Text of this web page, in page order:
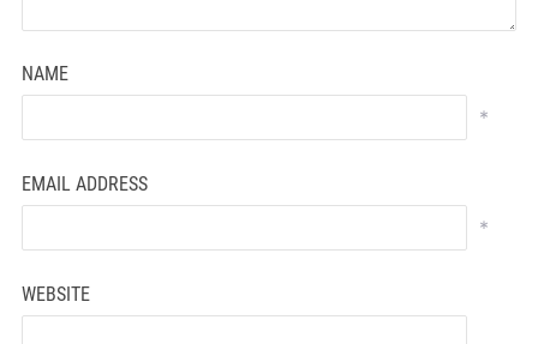
NAME
*
EMAIL ADDRESS
*
WEBSITE